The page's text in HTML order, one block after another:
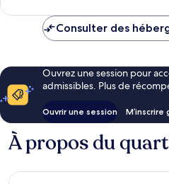
Consulter des
Ouvrez une session pour
admissibles. Plus de
Ouvrir une session
À propos du